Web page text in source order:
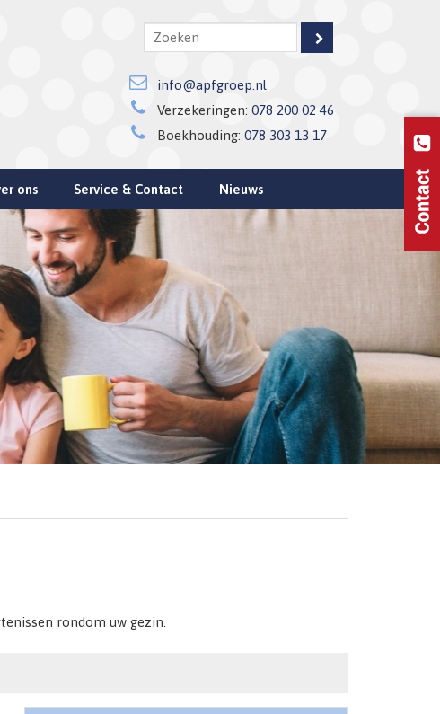
info@apfgroep.nl
Verzekeringen: 078 200 02 46
Boekhouding: 078 303 13 17
ons Service & Contact Nieuws
rondom uw gezin.